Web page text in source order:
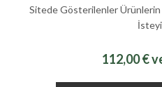
Sitede Gösterilenler Ürünlerin
112,00 €